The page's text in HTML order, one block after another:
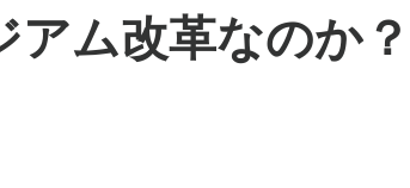
ム改革なのか